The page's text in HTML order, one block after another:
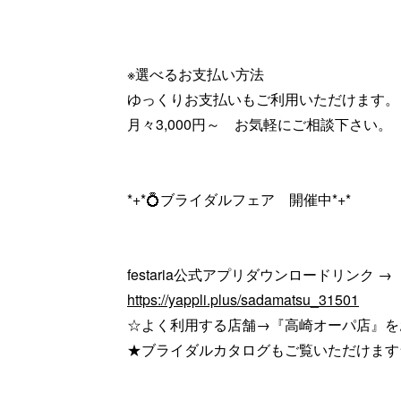
※選べるお支払い方法
ゆっくりお支払いもご利用いただけます。
月々3,000円～ お気軽にご相談下さい。
*+*💍ブライダルフェア 開催中*+*
festaria公式アプリダウンロードリンク →
https://yappli.plus/sadamatsu_31501
☆よく利用する店舗→『高崎オーパ店』
★ブライダルカタログもご覧いただけま